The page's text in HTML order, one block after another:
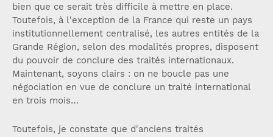
bien que ce serait très difficile à mettre en place.
Toutefois, à l'exception de la France qui reste un pays
institutionnellement centralisé, les autres entités de la
Grande Région, selon des modalités propres, disposent
du pouvoir de conclure des traités internationaux.
Maintenant, soyons clairs : on ne boucle pas une
négociation en vue de conclure un traité international
en trois mois…
Toutefois, je constate que d'anciens traités